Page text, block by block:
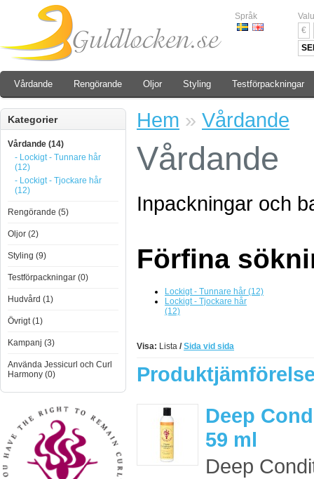
Språk
€
Vårdande Rengörande Oljor Styling Testförpackningar
Kategorier
Vårdande (14)
- Lockigt - Tunnare hår
(12)
- Lockigt - Tjockare hår
(12)
Rengörande (5)
Oljor (2)
Styling (9)
Testförpackningar (0)
Hudvård (1)
Övrigt (1)
Kampanj (3)
Använda Jessicurl och Curl
Harmony (0)
Hem » Vårdande
Vårdande
Inpackningar och
Förfina
Lockigt - Tunnare hår (12)
Lockigt - Tjockare hår
(12)
Visa: Lista / Sida vid sida
Deep
59 ml
Deep